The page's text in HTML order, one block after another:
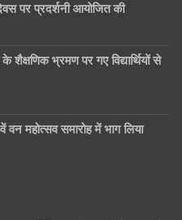
पर प्रदर्शनी आयोजित की
शैक्षणिक भ्रमण पर गए विद्यार्थियों से
महोत्सव समारोह में भाग लिया